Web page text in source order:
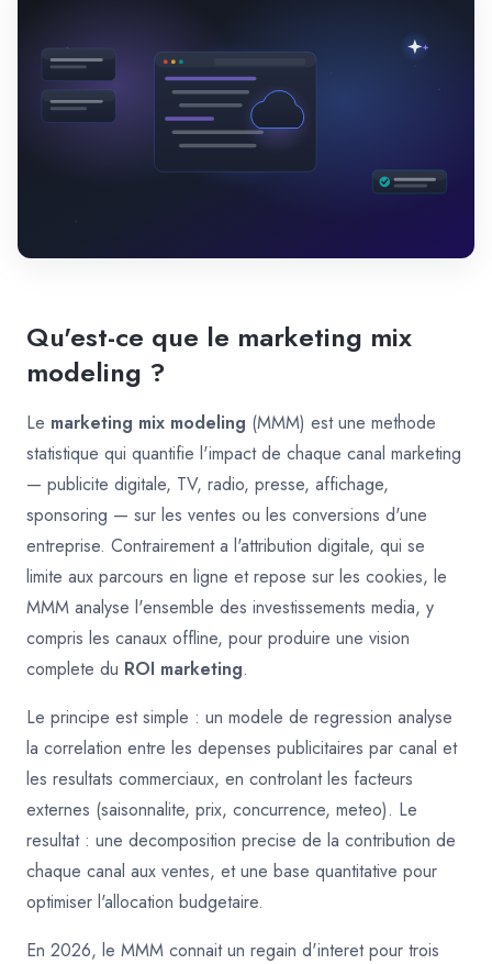
Qu'est-ce que le marketing mix
modeling ?
Le marketing mix modeling (MMM) est une methode
statistique qui quantifie l'impact de chaque canal marketing
— publicite digitale, TV, radio, presse, affichage,
sponsoring — sur les ventes ou les conversions d'une
entreprise. Contrairement a l'attribution digitale, qui se
limite aux parcours en ligne et repose sur les cookies, le
MMM analyse l'ensemble des investissements media, y
compris les canaux offline, pour produire une vision
complete du ROI marketing.
Le principe est simple : un modele de regression analyse
la correlation entre les depenses publicitaires par canal et
les resultats commerciaux, en controlant les facteurs
externes (saisonnalite, prix, concurrence, meteo). Le
resultat : une decomposition precise de la contribution de
chaque canal aux ventes, et une base quantitative pour
optimiser l'allocation budgetaire.
En 2026, le MMM connait un regain d'interet pour trois